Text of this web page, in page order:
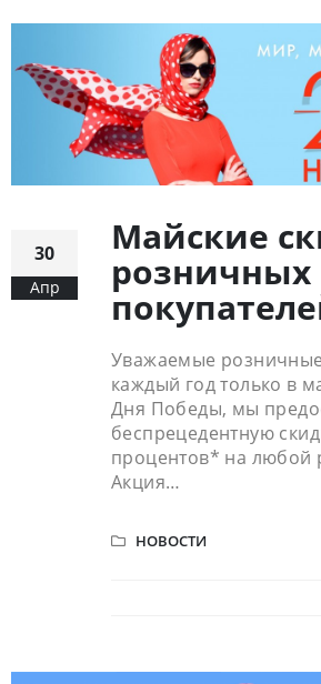
30
Апр
Майские
розничных
Уважаемые
каждый год только в
Дня Победы, мы
беспрецедентную
процентов* на любой
Акция…
НОВОСТИ